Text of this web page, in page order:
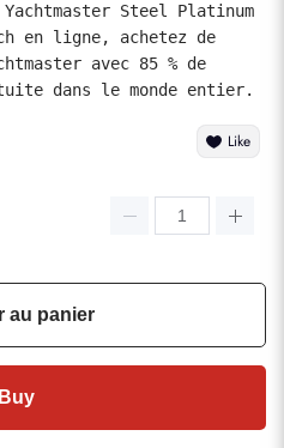
Steel Platinum
en ligne, achetez de
avec 85 % de
dans le monde entier.
Like
au panier
Buy